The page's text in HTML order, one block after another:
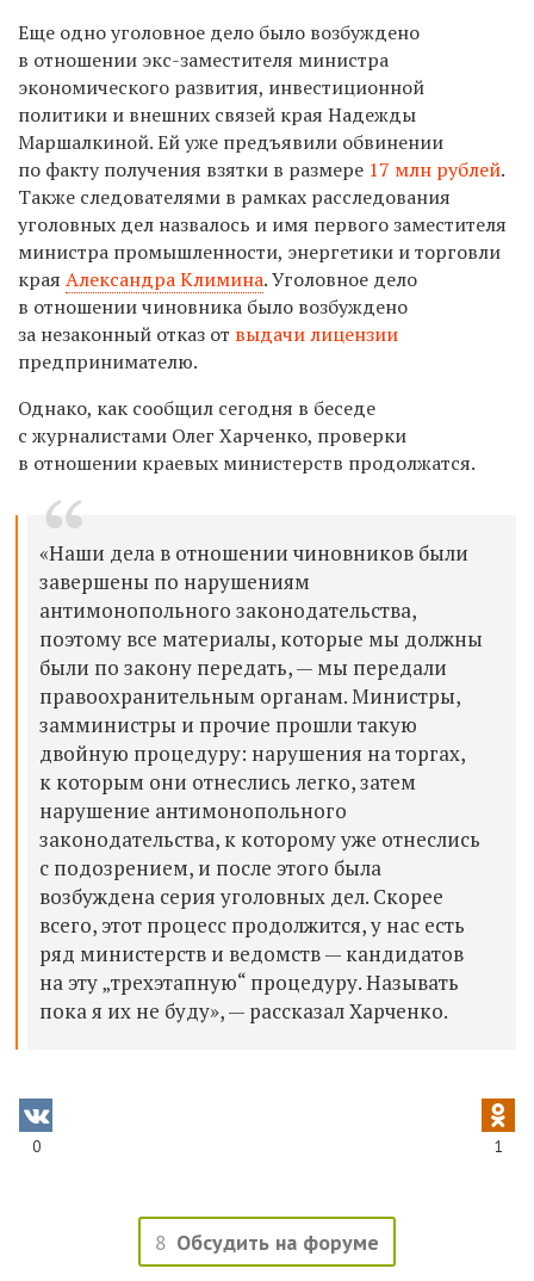
Еще одно уголовное дело было возбуждено
в отношении экс-заместителя министра
экономического развития, инвестиционной
политики и внешних связей края Надежды
Маршалкиной. Ей уже предъявили обвинении
по факту получения взятки в размере 17 млн рублей.
Также следователями в рамках расследования
уголовных дел назвалось и имя первого заместителя
министра промышленности, энергетики и торговли
края Александра Климина. Уголовное дело
в отношении чиновника было возбуждено
за незаконный отказ от выдачи лицензии
предпринимателю.
Однако, как сообщил сегодня в беседе
с журналистами Олег Харченко, проверки
в отношении краевых министерств продолжатся.
«Наши дела в отношении чиновников были
завершены по нарушениям
антимонопольного законодательства,
поэтому все материалы, которые мы должны
были по закону передать, — мы передали
правоохранительным органам. Министры,
замминистры и прочие прошли такую
двойную процедуру: нарушения на торгах,
к которым они отнеслись легко, затем
нарушение антимонопольного
законодательства, к которому уже отнеслись
с подозрением, и после этого была
возбуждена серия уголовных дел. Скорее
всего, этот процесс продолжится, у нас есть
ряд министерств и ведомств — кандидатов
на эту „трехэтапную“ процедуру. Называть
пока я их не буду», — рассказал Харченко.
0 1
8 Обсудить на форуме